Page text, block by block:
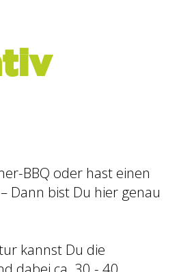
BBQ oder hast einen
Dann bist Du hier genau
kannst Du die